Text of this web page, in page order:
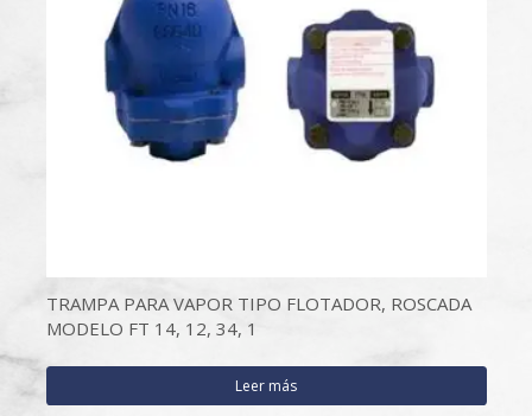
TRAMPA PARA VAPOR TIPO FLOTADOR, ROSCADA
MODELO FT 14, 12, 34, 1
Leer más